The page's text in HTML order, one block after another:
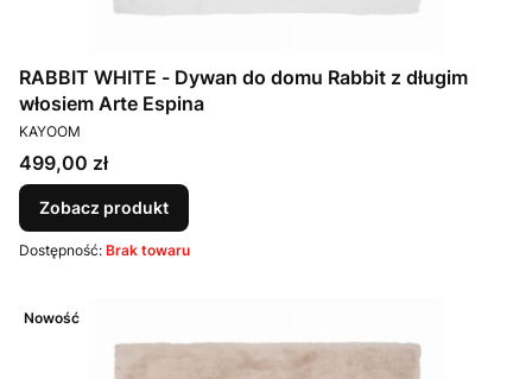
RABBIT WHITE - Dywan do domu Rabbit z długim
włosiem Arte Espina
PRODUCENT
KAYOOM
Cena
499,00 zł
Zobacz produkt
Dostępność: Brak towaru
Nowość